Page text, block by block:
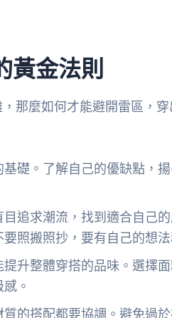
黃金法則
那麼如何才能避開雷區，
基礎。了解自己的優缺點，
目追求潮流，找到適合自己
照搬照抄，要有自己的想法
提升整體穿搭的品味。選擇
。
質的搭配都要協調。避免過